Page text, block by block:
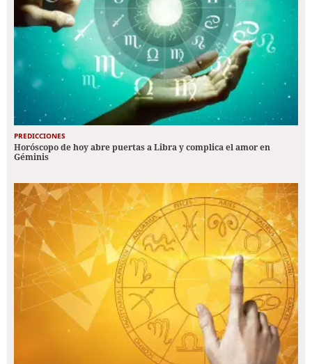
PREDICCIONES
Horóscopo de hoy abre puertas a Libra y complica el amor en
Géminis